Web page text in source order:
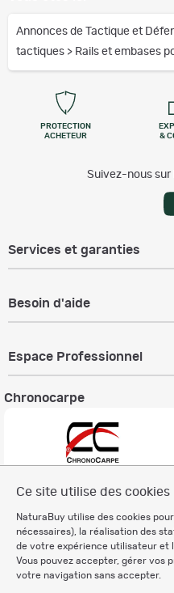
Ce site utilise des cookies
NaturaBuy utilise des cookies
nécessaires), la réalisation des
de votre expérience utilisateur et
Vous pouvez accepter, gérer vos
votre navigation sans accepter.
Annonces de Tactique et
tactiques > Rails et embases
PROTECTION
ACHETEUR
&
Suivez-nous sur
Services et garanties
Besoin d'aide
Espace Professionnel
Chronocarpe
Charte éthique
Mentions légales
Règlement & Conditions
Politique de protection